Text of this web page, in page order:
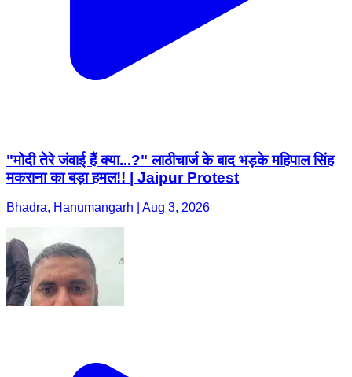
"मोदी तेरे जंवाई हैं क्या...?" लाठीचार्ज के बाद भड़के महिपाल सिंह
मकराना का बड़ा हमल!! | Jaipur Protest
Bhadra, Hanumangarh | Aug 3, 2026